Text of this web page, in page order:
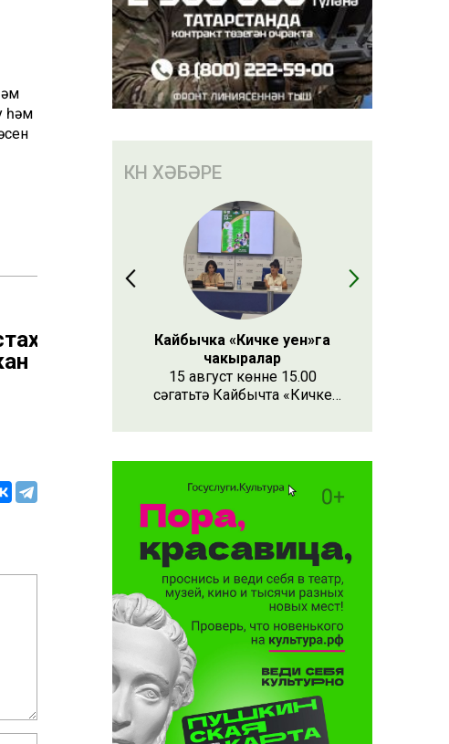
һәм
КӨН ХӘБӘРЕ
Кайбычка «Кичке уен»га
чакыралар
15 август көнне 15.00
сәгатьтә Кайбычта «Кичке
узачак. Анда республиканың
күрше Чувашия, Мари Эл
республикаларыннан иҗат
коллективлары катнаша.